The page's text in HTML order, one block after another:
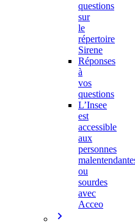
questions
sur
le
répertoire
Sirene
Réponses
à
vos
questions
L’Insee
est
accessible
aux
personnes
ou
sourdes
avec
Acceo